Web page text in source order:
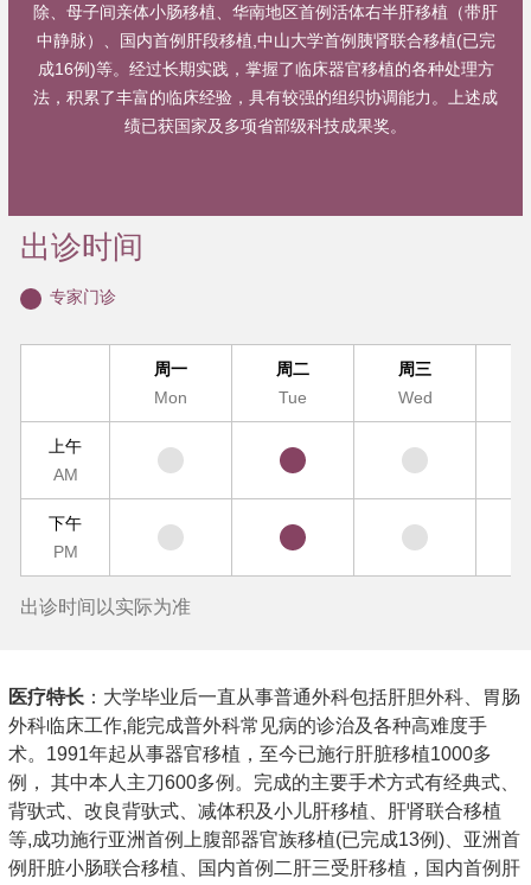
除、母子间亲体小肠移植、华南地区首例活体右半肝移植（带肝
中静脉）、国内首例肝段移植,中山大学首例胰肾联合移植(已完
成16例)等。经过长期实践，掌握了临床器官移植的各种处理方
法，积累了丰富的临床经验，具有较强的组织协调能力。上述成
绩已获国家及多项省部级科技成果奖。
出诊时间
专家门诊
周一
Mon
周二
Tue
周三
Wed
上午
AM
下午
PM
出诊时间以实际为准
医疗特长 ：大学毕业后一直从事普通外科包括肝胆外科、胃肠
外科临床工作,能完成普外科常见病的诊治及各种高难度手
术。1991年起从事器官移植，至今已施行肝脏移植1000多
例， 其中本人主刀600多例。完成的主要手术方式有经典式、
背驮式、改良背驮式、减体积及小儿肝移植、肝肾联合移植
等,成功施行亚洲首例上腹部器官族移植(已完成13例)、亚洲首
例肝脏小肠联合移植、国内首例二肝三受肝移植，国内首例肝